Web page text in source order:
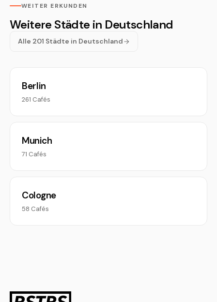
WEITER ERKUNDEN
Weitere Städte in Deutschland
Alle 201 Städte in Deutschland
Berlin
261 Cafés
Munich
71 Cafés
Cologne
58 Cafés